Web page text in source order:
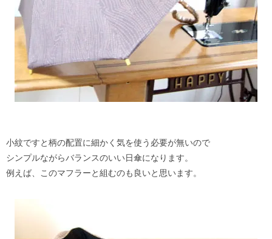
小紋ですと柄の配置に細かく気を使う必要が無いので
シンプルながらバランスのいい日傘になります。
例えば、このマフラーと組むのも良いと思います。